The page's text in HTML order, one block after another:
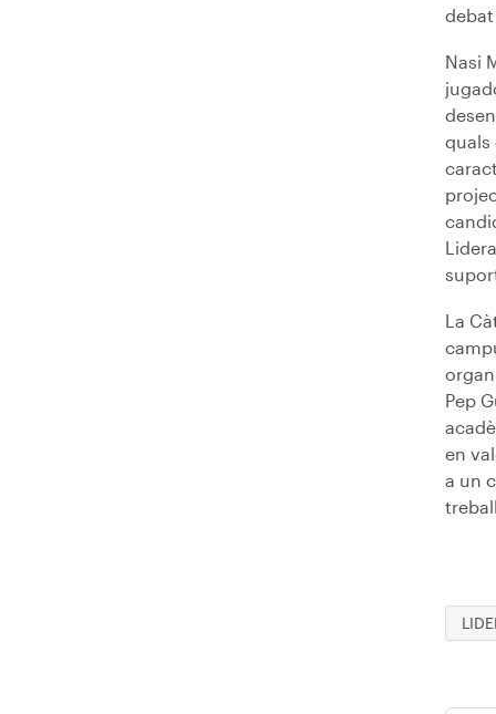
Nasi
quals
La
Pep
en
a un